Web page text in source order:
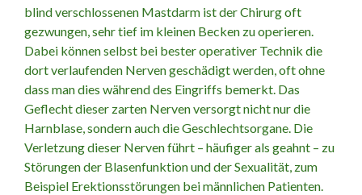
blind verschlossenen Mastdarm ist der Chirurg oft
gezwungen, sehr tief im kleinen Becken zu operieren.
Dabei können selbst bei bester operativer Technik die
dort verlaufenden Nerven geschädigt werden, oft ohne
dass man dies während des Eingriffs bemerkt. Das
Geflecht dieser zarten Nerven versorgt nicht nur die
Harnblase, sondern auch die Geschlechtsorgane. Die
Verletzung dieser Nerven führt – häufiger als geahnt – zu
Störungen der Blasenfunktion und der Sexualität, zum
Beispiel Erektionsstörungen bei männlichen Patienten.